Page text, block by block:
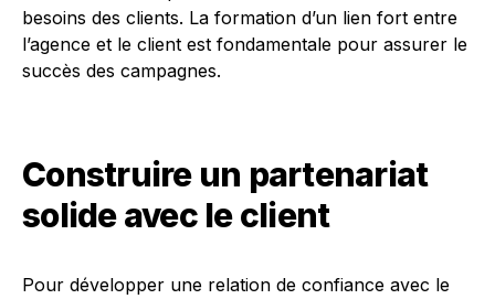
besoins des clients. La formation d’un lien fort entre
l’agence et le client est fondamentale pour assurer le
succès des campagnes.
Construire un partenariat
solide avec le client
Pour développer une relation de confiance avec le